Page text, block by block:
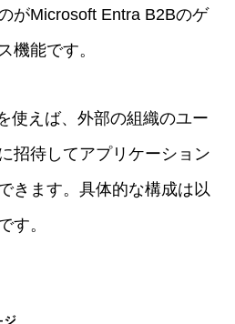
がMicrosoft Entra B2Bのゲ
機能です。
使えば、外部の組織のユー
招待してアプリケーション
きます。具体的な構成は以
す。